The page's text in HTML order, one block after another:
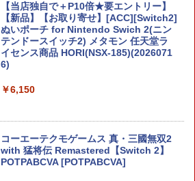
【当店独自で＋P10倍★要エントリー】
【新品】【お取り寄せ】[ACC][Switch2]
ぬいポーチ for Nintendo Swich 2(ニン
テンドースイッチ2) メタモン 任天堂ラ
イセンス商品 HORI(NSX-185)(2026071
6)
￥6,150
コーエーテクモゲームス 真・三國無双2
with 猛将伝 Remastered【Switch 2】
POTPABCVA [POTPABCVA]